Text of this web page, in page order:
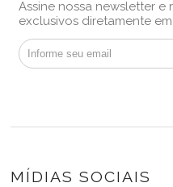
Assine nossa newsletter
exclusivos diretamente
MÍDIAS SOCIAIS